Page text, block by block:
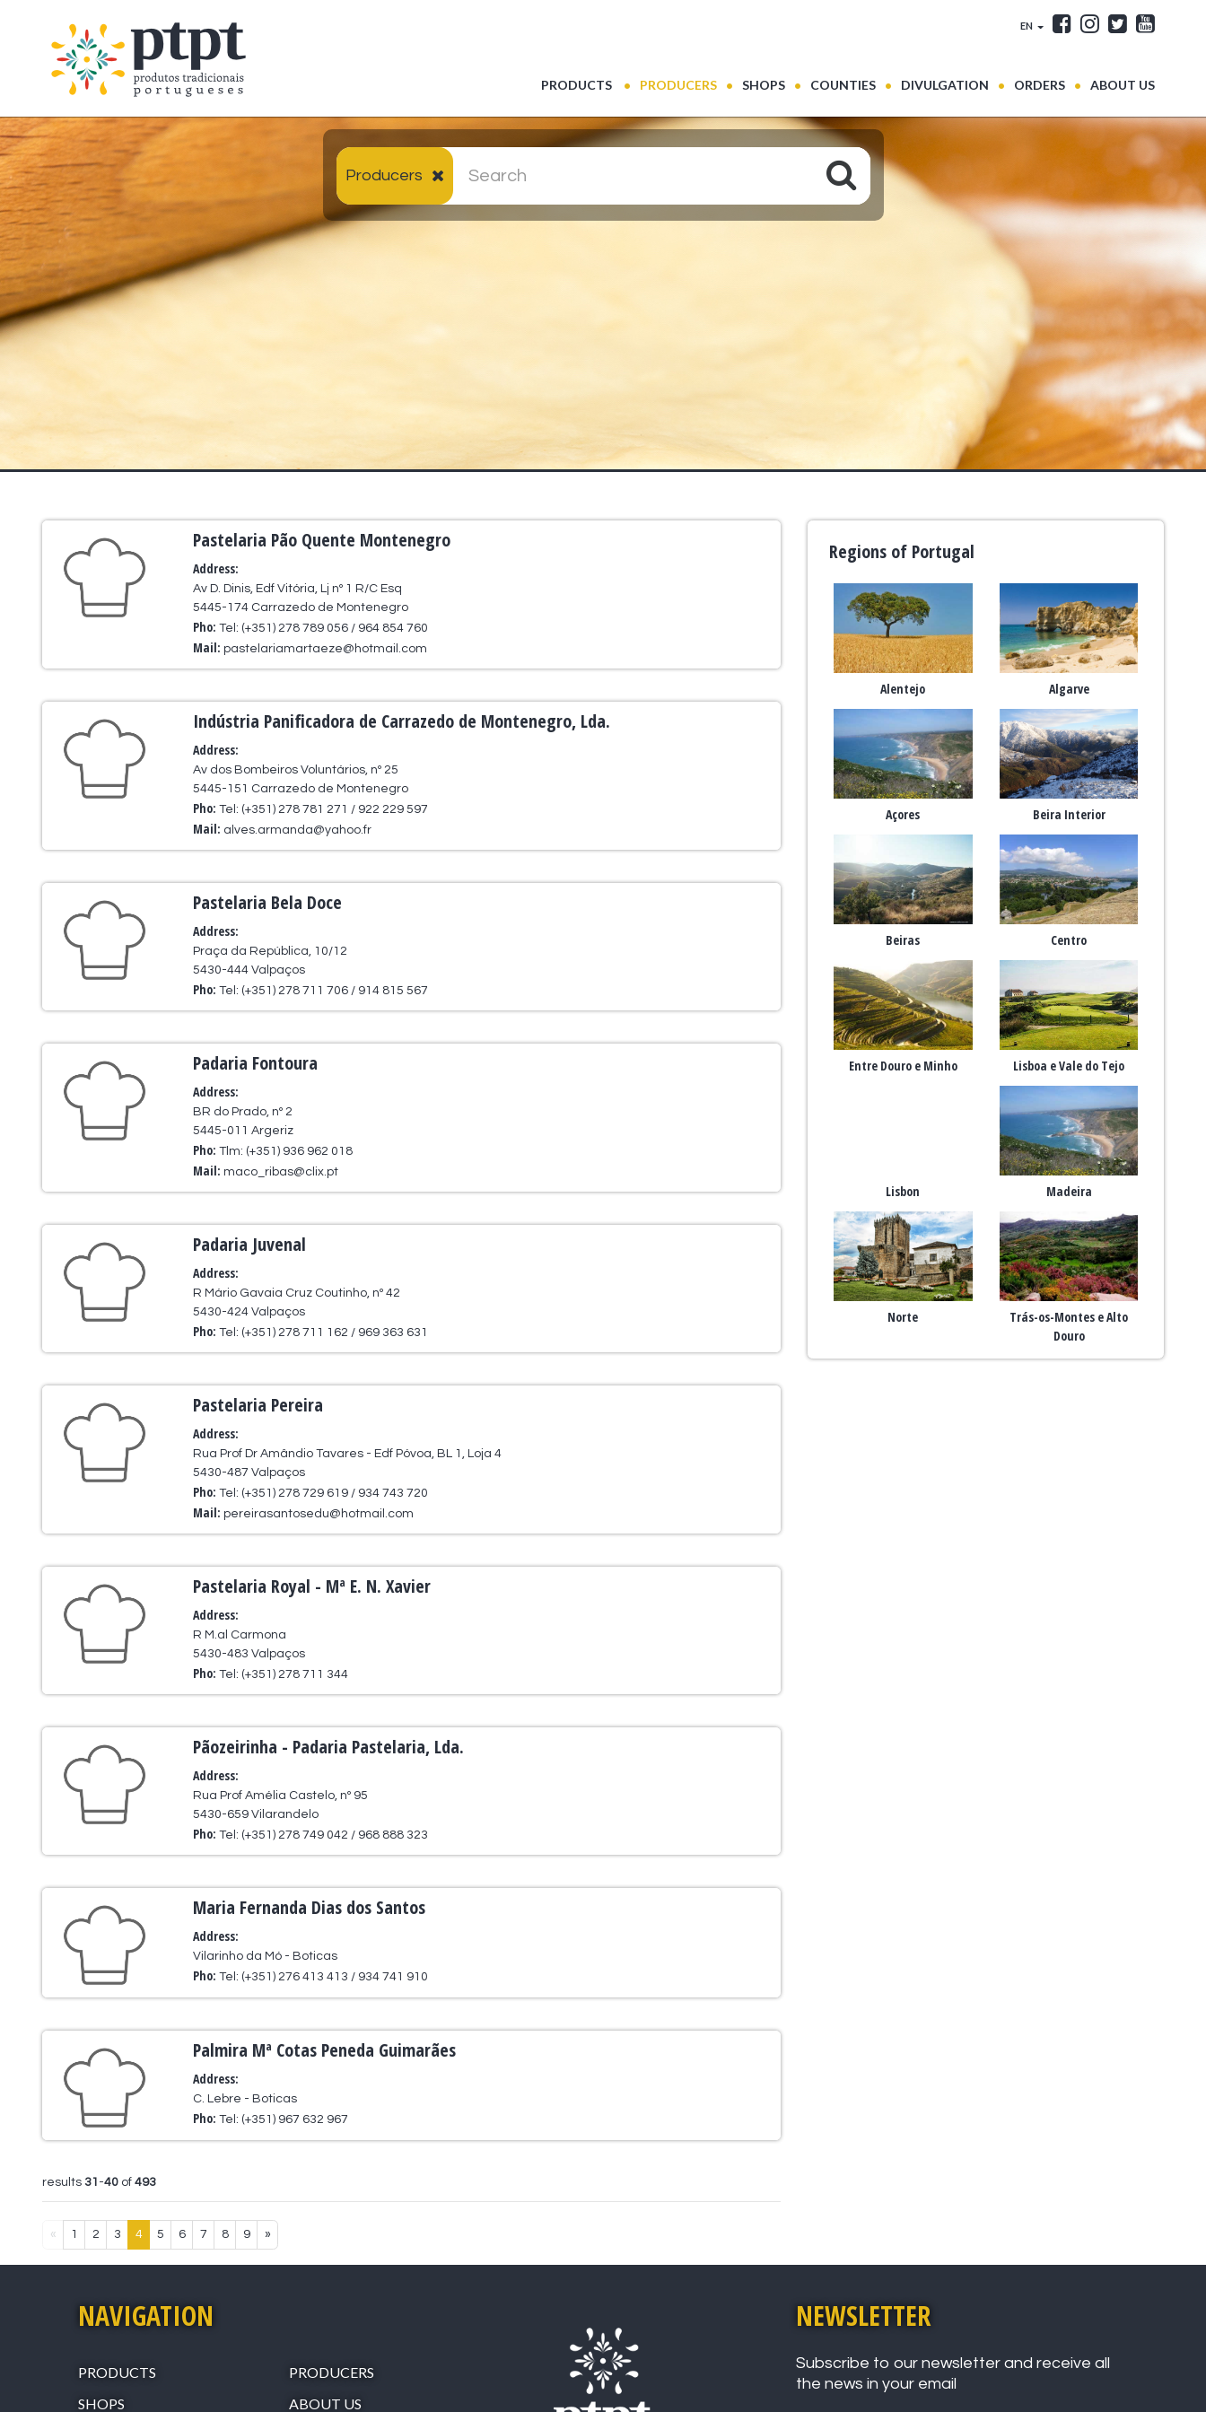
EN
PRODUCTS (CURRENT)
PRODUCERS SHOPS COUNTIES DIVULGATION ORDERS ABOUT US
Producers
Pastelaria Pão Quente Montenegro
Address:
Av D. Dinis, Edf Vitória, Lj nº 1 R/C Esq
5445-174 Carrazedo de Montenegro
Pho: Tel: (+351) 278 789 056 / 964 854 760
Mail: pastelariamartaeze@hotmail.com
Indústria Panificadora de Carrazedo de Montenegro, Lda.
Address:
Av dos Bombeiros Voluntários, nº 25
5445-151 Carrazedo de Montenegro
Pho: Tel: (+351) 278 781 271 / 922 229 597
Mail: alves.armanda@yahoo.fr
Pastelaria Bela Doce
Address:
Praça da República, 10/12
5430-444 Valpaços
Pho: Tel: (+351) 278 711 706 / 914 815 567
Padaria Fontoura
Address:
BR do Prado, nº 2
5445-011 Argeriz
Pho: Tlm: (+351) 936 962 018
Mail: maco_ribas@clix.pt
Padaria Juvenal
Address:
R Mário Gavaia Cruz Coutinho, nº 42
5430-424 Valpaços
Pho: Tel: (+351) 278 711 162 / 969 363 631
Pastelaria Pereira
Address:
Rua Prof Dr Amândio Tavares - Edf Póvoa, BL 1, Loja 4
5430-487 Valpaços
Pho: Tel: (+351) 278 729 619 / 934 743 720
Mail: pereirasantosedu@hotmail.com
Pastelaria Royal - Mª E. N. Xavier
Address:
R M.al Carmona
5430-483 Valpaços
Pho: Tel: (+351) 278 711 344
Pãozeirinha - Padaria Pastelaria, Lda.
Address:
Rua Prof Amélia Castelo, nº 95
5430-659 Vilarandelo
Pho: Tel: (+351) 278 749 042 / 968 888 323
Maria Fernanda Dias dos Santos
Address:
Vilarinho da Mó - Boticas
Pho: Tel: (+351) 276 413 413 / 934 741 910
Palmira Mª Cotas Peneda Guimarães
Address:
C. Lebre - Boticas
Pho: Tel: (+351) 967 632 967
results 31 -40 of 493
« 1 2 3 4 5 6 7 8 9 »
Regions of Portugal
Alentejo Algarve
Açores Beira Interior
Beiras Centro
Entre Douro e Minho Lisboa e Vale do Tejo
Lisbon Madeira
Norte
Trás-os-Montes e Alto
Douro
NAVIGATION
PRODUCTS
PRODUCERS
SHOPS
ABOUT US
NEWSLETTER
Subscribe to our newsletter and receive all
the news in your email